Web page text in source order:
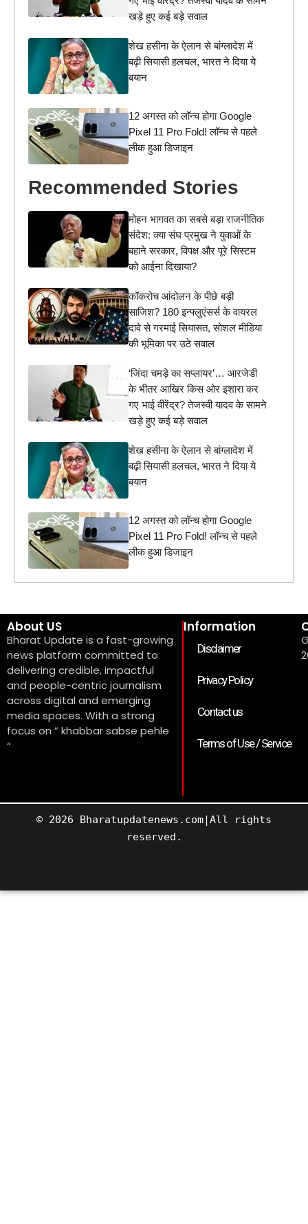
खड़े हुए कई बड़े सवाल
शेख हसीना के ऐलान से बांग्लादेश में
बढ़ी सियासी हलचल, भारत ने दिया ये
बयान
12 अगस्त को लॉन्च होगा Google
Pixel 11 Pro Fold! लॉन्च से पहले
लीक हुआ डिजाइन
Recommended Stories
मोहन भागवत का सबसे बड़ा राजनीतिक
संदेश: क्या संघ प्रमुख ने युवाओं के
बहाने सरकार, विपक्ष और पूरे सिस्टम
को आईना दिखाया?
कॉकरोच आंदोलन के पीछे बड़ी
साजिश? 180 इन्फ्लुएंसर्स के वायरल
दावे से गरमाई सियासत, सोशल मीडिया
की भूमिका पर उठे सवाल
‘जिंदा चमड़े का सप्लायर’… आरजेडी
के भीतर आखिर किस ओर इशारा कर
गए भाई वीरेंद्र? तेजस्वी यादव के सामने
खड़े हुए कई बड़े सवाल
शेख हसीना के ऐलान से बांग्लादेश में
बढ़ी सियासी हलचल, भारत ने दिया ये
बयान
12 अगस्त को लॉन्च होगा Google
Pixel 11 Pro Fold! लॉन्च से पहले
लीक हुआ डिजाइन
About US
Bharat Update is a fast-growing
news platform committed to
delivering credible, impactful
and people-centric journalism
across digital and emerging
media spaces. With a strong
focus on ” khabbar sabse pehle
“
Information
Disclaimer
Privacy Policy
Contact us
Terms of Use / Service
© 2026 Bharatupdatenews.com|All rights
reserved.